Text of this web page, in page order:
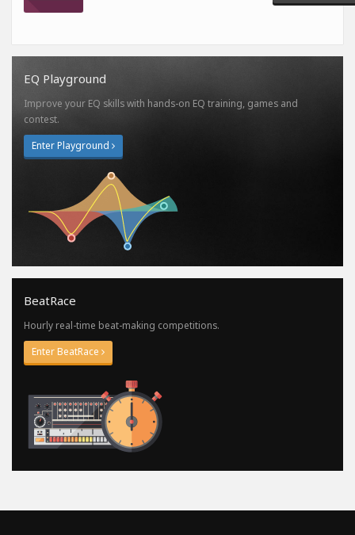
EQ Playground
Improve your EQ skills with hands-on EQ training, games and
contest.
Enter Playground
BeatRace
Hourly real-time beat-making competitions.
Enter BeatRace